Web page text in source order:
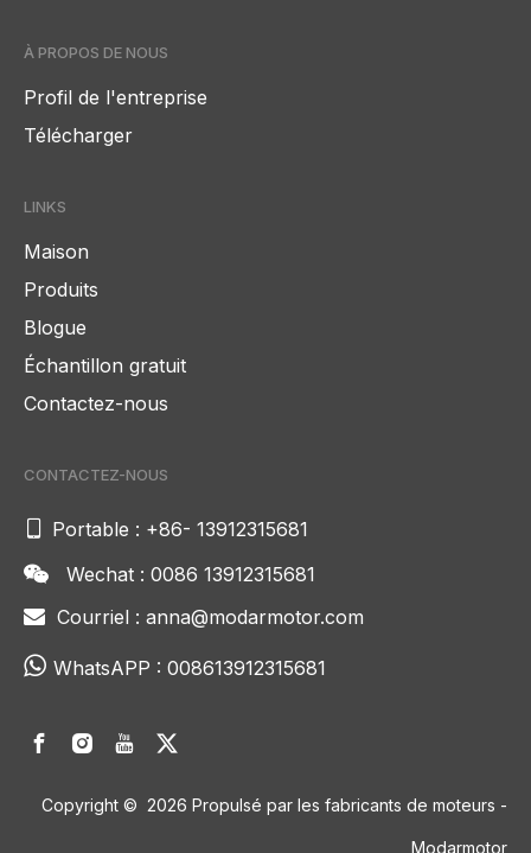
À PROPOS DE NOUS
Profil de l'entreprise
Télécharger
LINKS
Maison
Produits
Blogue
Échantillon gratuit
Contactez-nous
CONTACTEZ-NOUS
 Portable : +86- 13912315681
 Wechat : 0086 13912315681
 Courriel : anna@modarmotor.com
 WhatsAPP : 008613912315681
Copyright © 2026 Propulsé par les fabricants de moteurs -
Modarmotor